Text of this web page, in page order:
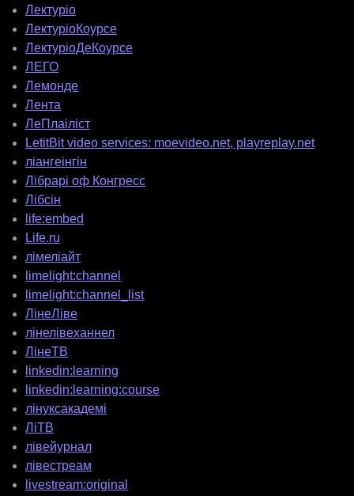
Лектуріо
ЛектуріоКоурсе
ЛектуріоДеКоурсе
ЛЕГО
Лемонде
Лента
ЛеПлаіліст
LetitBit video services: moevideo.net, playreplay.net
ліангеінгін
Лібрарі оф Конгресс
Лібсін
life:embed
Life.ru
лімеліайт
limelight:channel
limelight:channel_list
ЛінеЛіве
лінелівеханнел
ЛінеТВ
linkedin:learning
linkedin:learning:course
лінуксакадемі
ЛіТВ
лівейурнал
лівестреам
livestream:original